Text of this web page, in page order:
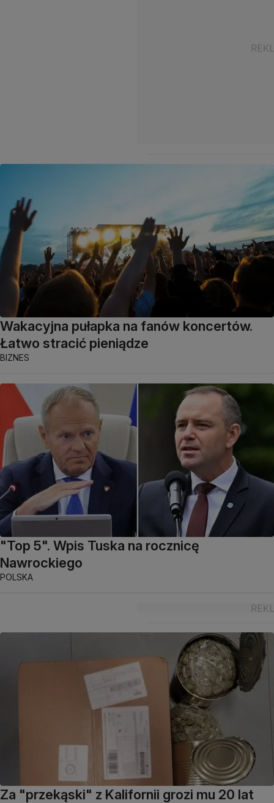
Wakacyjna pułapka na fanów koncertów.
Łatwo stracić pieniądze
BIZNES
"Top 5". Wpis Tuska na rocznicę
Nawrockiego
POLSKA
Za "przekąski" z Kalifornii grozi mu 20 lat